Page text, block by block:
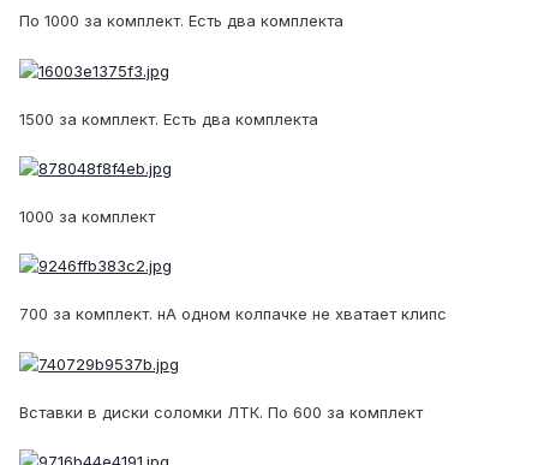
По 1000 за комплект. Есть два комплекта
1500 за комплект. Есть два комплекта
1000 за комплект
700 за комплект. нА одном колпачке не хватает клипс
Вставки в диски соломки ЛТК. По 600 за комплект